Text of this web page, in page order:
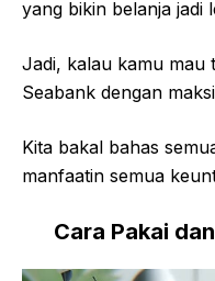
yang bikin belanja jadi
Jadi, kalau kamu mau
Seabank dengan
Kita bakal bahas
manfaatin semua
Cara Pakai